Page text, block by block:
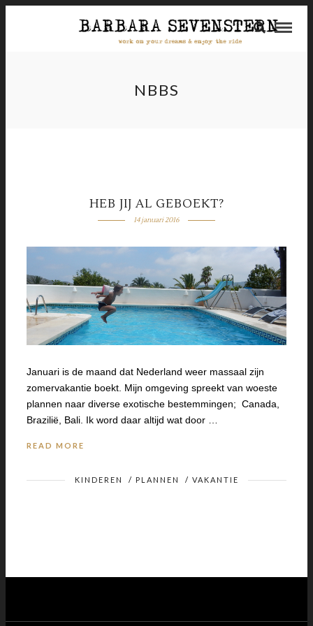
NBBS
HEB JIJ AL GEBOEKT?
14 januari 2016
Januari is de maand dat Nederland weer massaal zijn
zomervakantie boekt. Mijn omgeving spreekt van woeste
plannen naar diverse exotische bestemmingen; Canada,
Brazilië, Bali. Ik word daar altijd wat door …
READ MORE
KINDEREN / PLANNEN / VAKANTIE